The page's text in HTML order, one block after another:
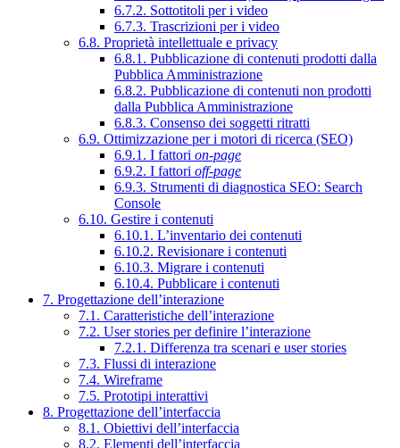
6.7.2. Sottotitoli per i video
6.7.3. Trascrizioni per i video
6.8. Proprietà intellettuale e privacy
6.8.1. Pubblicazione di contenuti prodotti dalla
Pubblica Amministrazione
6.8.2. Pubblicazione di contenuti non prodotti
dalla Pubblica Amministrazione
6.8.3. Consenso dei soggetti ritratti
6.9. Ottimizzazione per i motori di ricerca (SEO)
6.9.1. I fattori on-page
6.9.2. I fattori off-page
6.9.3. Strumenti di diagnostica SEO: Search
Console
6.10. Gestire i contenuti
6.10.1. L’inventario dei contenuti
6.10.2. Revisionare i contenuti
6.10.3. Migrare i contenuti
6.10.4. Pubblicare i contenuti
7. Progettazione dell’interazione
7.1. Caratteristiche dell’interazione
7.2. User stories per definire l’interazione
7.2.1. Differenza tra scenari e user stories
7.3. Flussi di interazione
7.4. Wireframe
7.5. Prototipi interattivi
8. Progettazione dell’interfaccia
8.1. Obiettivi dell’interfaccia
8.2. Elementi dell’interfaccia